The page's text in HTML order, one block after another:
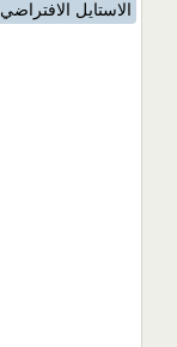
الاستايل الافتراضي